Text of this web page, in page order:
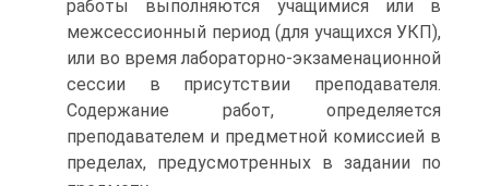
работы выполняются учащимися или в
межсессионный период (для учащихся УКП),
или во время лабораторно-экзаменационной
сессии в присутствии преподавателя.
Содержание работ, определяется
преподавателем и предметной комиссией в
пределах, предусмотренных в задании по